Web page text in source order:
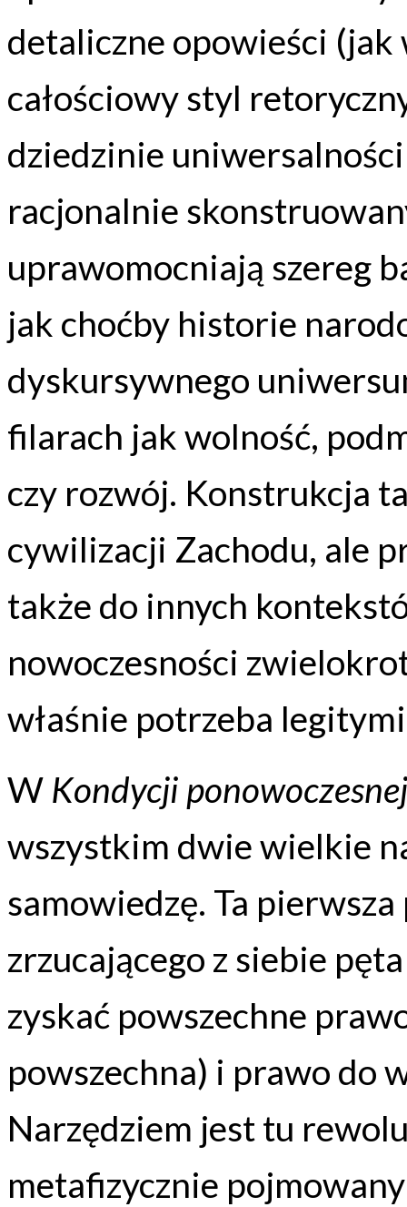
detaliczne opowieści
całościowy styl
dziedzinie
racjonalnie
uprawomocniają szereg
jak choćby historie
dyskursywnego
filarach jak wolność,
czy rozwój. Konstrukcja
cywilizacji Zachodu, ale
także do innych
nowoczesności
właśnie potrzeba
W Kondycji
wszystkim dwie wielkie
samowiedzę. Ta
zrzucającego z siebie
zyskać powszechne
powszechna) i prawo do
Narzędziem jest tu
metafizycznie